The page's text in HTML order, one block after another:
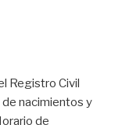
Registro Civil
nacimientos y
de